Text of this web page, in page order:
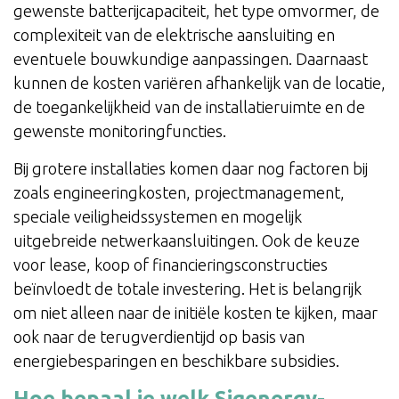
gewenste batterijcapaciteit, het type omvormer, de
complexiteit van de elektrische aansluiting en
eventuele bouwkundige aanpassingen. Daarnaast
kunnen de kosten variëren afhankelijk van de locatie,
de toegankelijkheid van de installatieruimte en de
gewenste monitoringfuncties.
Bij grotere installaties komen daar nog factoren bij
zoals engineeringkosten, projectmanagement,
speciale veiligheidssystemen en mogelijk
uitgebreide netwerkaansluitingen. Ook de keuze
voor lease, koop of financieringsconstructies
beïnvloedt de totale investering. Het is belangrijk
om niet alleen naar de initiële kosten te kijken, maar
ook naar de terugverdientijd op basis van
energiebesparingen en beschikbare subsidies.